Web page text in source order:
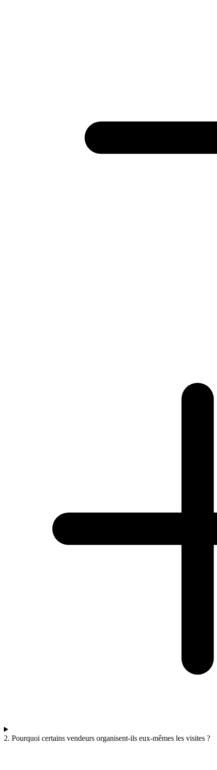
2. Pourquoi certains vendeurs organisent-ils eux-mêmes les visites ?